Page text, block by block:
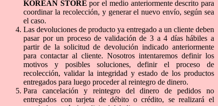
KOREAN STOREpor el medio anteriormente descrito para
coordinar la recolección, y generar el nuevo envío, según sea
el caso.
Las devoluciones de producto ya entregado a un cliente deben
pasar por un proceso de validación de 3 a 4 días hábiles a
partir de la solicitud de devolución indicado anteriormente
para contactar al cliente. Nosotros intentaremos definir los
motivos y posibles soluciones, definir el proceso de
recolección, validar la integridad y estado de los productos
entregados para luego proceder al reintegro de dinero.
Para cancelación y reintegro del dinero de pedidos no
entregados con tarjeta de débito o crédito, se realizará el